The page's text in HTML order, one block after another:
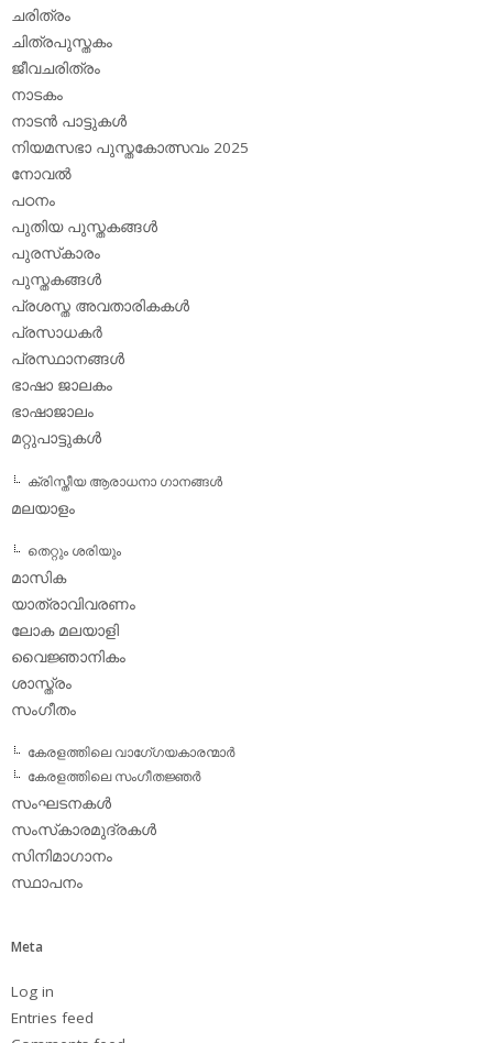
ചരിത്രം
ചിത്രപുസ്തകം
ജീവചരിത്രം
നാടകം
നാടന്‍ പാട്ടുകള്‍
നിയമസഭാ പുസ്തകോത്സവം 2025
നോവല്‍
പഠനം
പുതിയ പുസ്തകങ്ങള്‍
പുരസ്‌കാരം
പുസ്തകങ്ങള്‍
പ്രശസ്ത അവതാരികകള്‍
പ്രസാധകര്‍
പ്രസ്ഥാനങ്ങള്‍
ഭാഷാ ജാലകം
ഭാഷാജാലം
മറ്റുപാട്ടുകള്‍
ക്രിസ്തീയ ആരാധനാ ഗാനങ്ങള്‍
മലയാളം
തെറ്റും ശരിയും
മാസിക
യാത്രാവിവരണം
ലോക മലയാളി
വൈജ്ഞാനികം
ശാസ്ത്രം
സംഗീതം
കേരളത്തിലെ വാഗേ്ഗയകാരന്മാര്‍
കേരളത്തിലെ സംഗീതജ്ഞര്‍
സംഘടനകള്‍
സംസ്‌കാരമുദ്രകള്‍
സിനിമാഗാനം
സ്ഥാപനം
Meta
Log in
Entries feed